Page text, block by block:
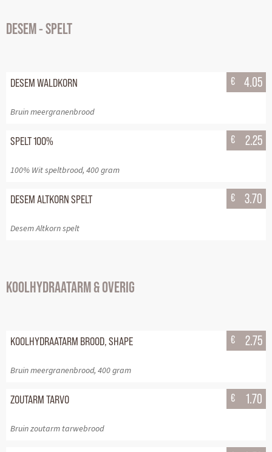
DESEM - SPELT
DESEM WALDKORN
Bruin meergranenbrood
€ 4.05
SPELT 100%
100% Wit speltbrood, 400 gram
€ 2.25
DESEM ALTKORN SPELT
Desem Altkorn spelt
€ 3.70
KOOLHYDRAATARM & OVERIG
KOOLHYDRAATARM BROOD, SHAPE
Bruin meergranenbrood, 400 gram
€ 2.75
ZOUTARM TARVO
Bruin zoutarm tarwebrood
€ 1.70